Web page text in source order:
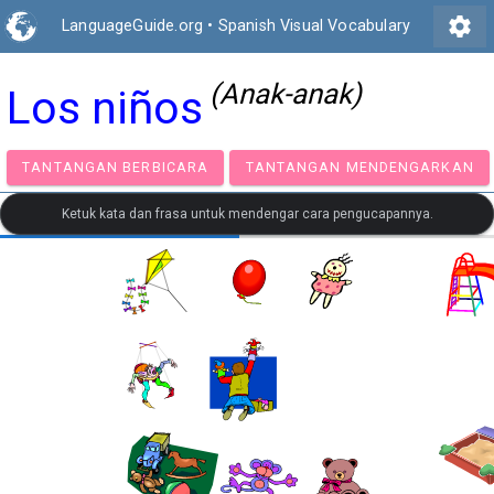
LanguageGuide.org • Spanish Visual Vocabulary settings
Los niños (Anak-anak)
TANTANGAN BERBICARA TANTANGAN
Ketuk kata dan frasa untuk mendengar cara pengucapannya.